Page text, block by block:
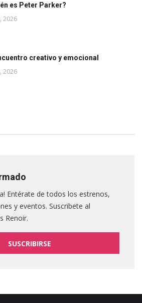
es Peter Parker?
2026
creativo y emocional
2026
Entérate de todos los estrenos,
y eventos. Suscribete al
Renoir.
SUSCRIBIRSE